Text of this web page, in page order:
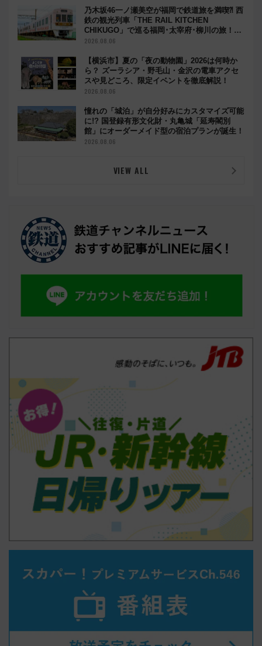
乃木坂46一ノ瀬美空が福岡で鉄道旅を満喫⁈ 西
鉄の観光列車「THE RAIL KITCHEN
CHIKUGO」で巡る福岡･太宰府･柳川の旅！
YouTubeが公開に
2026.08.06
【横浜市】夏の「夜の動物園」2026は何時か
ら？ ズーラシア・野毛山・金沢の電車アクセ
スや見どころ、限定イベントを徹底解説！
2026.08.06
憧れの「城泊」が自分好みにカスタマイズ可能
に!? 国登録有形文化財・丸亀城「延寿閣別
館」にオーダーメイド型の宿泊プランが誕生！
2026.08.06
VIEW ALL